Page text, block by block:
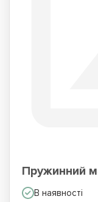
Пружинний
В наявності